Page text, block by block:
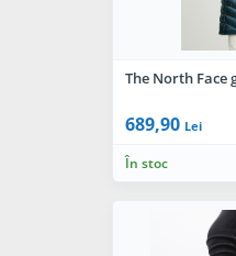
The North Face
689,90 Lei
În stoc